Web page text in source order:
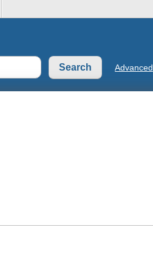
Advanced